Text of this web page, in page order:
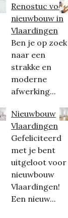
Renostuc voor
nieuwbouw in
Vlaardingen
Ben je op zoek
naar een
strakke en
moderne
afwerking...
Nieuwbouw
Vlaardingen
Gefeliciteerd
met je bent
uitgeloot voor
nieuwbouw
Vlaardingen!
Een nieuw...